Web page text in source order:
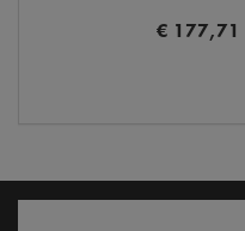
€ 177,71